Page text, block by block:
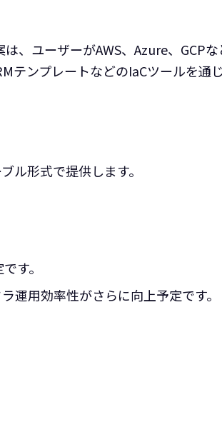
、ユーザーがAWS、Azure、GCPな
ンプレートなどのIaCツールを通
ル形式で提供します。‍
す。
運用効率性がさらに向上予定です。